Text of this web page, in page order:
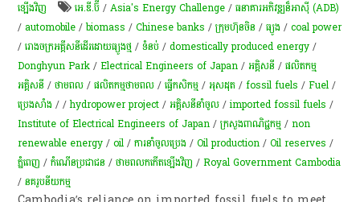
ឡើងវិញ
អេ.ឌី.ប៊ី /Asia's Energy Challenge /ធនាគារអភិវឌ្ឍន៏អាស៊ី (ADB)
/automobile /biomass /Chinese banks /ក្រុមហ៊ុន​ចិន /ធ្យូង /coal power
/រោងចក្រ​អគ្គីសនីដើរដោយធ្យូងថ្ម /ទំនប់ /domestically produced energy /
Donghyun Park /Electrical Engineers of Japan /អគ្គិសនី /ផលិតកម្ម
អគ្គិសនី /ថាមពល /ផលិតកម្មថាមពល /ធ្វើកសិកម្ម /អុសដុត /fossil fuels /Fuel /
ប្រេងសាំង //hydropower project /អគ្គិសនីនាំចូល /imported fossil fuels /
Institute of Electrical Engineers of Japan /ក្រសួងពាណិជ្ជកម្ម /non
renewable energy /oil /ការនាំចូលប្រេង /Oil production /Oil reserves /
ភ្នំពេញ /កំណើនប្រជាជន /ថាមពលកកើតឡើងវិញ /Royal Government Cambodia
/នគរូបនីយកម្ម